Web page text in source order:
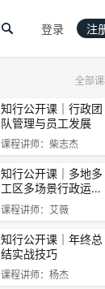
登录 注
全部
知行公开课｜行政团
队管理与员工发展
课程讲师：柴志杰
知行公开课｜多地多
工区多场景行政运…
课程讲师：艾薇
知行公开课｜年终总
结实战技巧
课程讲师：杨杰